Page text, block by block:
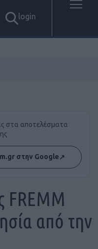
login
στα αποτελέσματα
στην Google↗
FREMM
από την